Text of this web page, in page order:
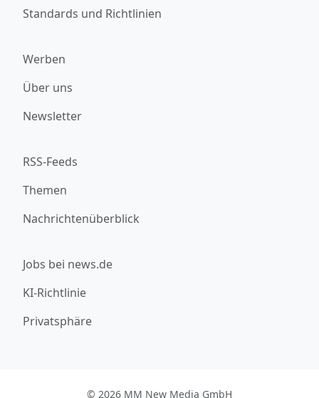
Standards und Richtlinien
Werben
Über uns
Newsletter
RSS-Feeds
Themen
Nachrichtenüberblick
Jobs bei news.de
KI-Richtlinie
Privatsphäre
© 2026 MM New Media GmbH